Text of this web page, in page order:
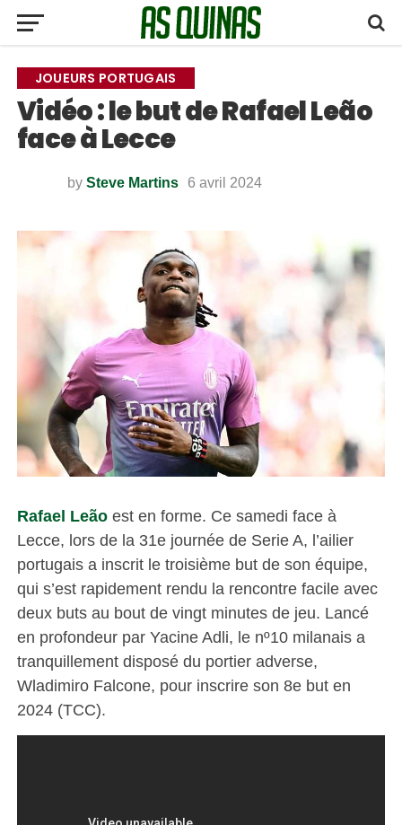
JOUEURS PORTUGAIS
Vidéo : le but de Rafael Leão
face à Lecce
by Steve Martins 6 avril 2024
Rafael Leãoest en forme. Ce samedi face à
Lecce, lors de la 31e journée de Serie A, l’ailier
portugais a inscrit le troisième but de son équipe,
qui s’est rapidement rendu la rencontre facile avec
deux buts au bout de vingt minutes de jeu. Lancé
en profondeur par Yacine Adli, le nº10 milanais a
tranquillement disposé du portier adverse,
Wladimiro Falcone, pour inscrire son 8e but en
2024 (TCC).